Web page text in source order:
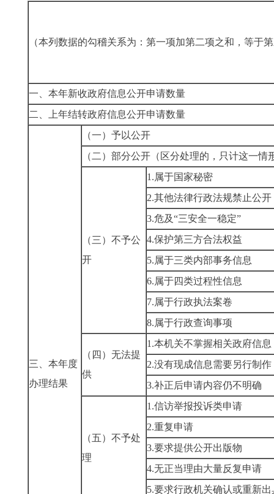
（本列数据的勾稽关系为：第一项加第二项之和，等于
一、本年新收政府信息公开申请数量
二、上年结转政府信息公开申请数量
三、本年度
办理结果
（一）予以公开
（二）部分公开 （区分处理的，只计这一情
（三）不予公
开
1.属于国家秘密
2.其他法律行政法规禁止公开
3.危及“三安全一稳定”
4.保护第三方合法权益
5.属于三类内部事务信息
6.属于四类过程性信息
7.属于行政执法案卷
8.属于行政查询事项
（四）无法提
供
1.本机关不掌握相关政府信息
2.没有现成信息需要另行制作
3.补正后申请内容仍不明确
（五）不予处
理
1.信访举报投诉类申请
2.重复申请
3.要求提供公开出版物
4.无正当理由大量反复申请
5.要求行政机关确认或重新